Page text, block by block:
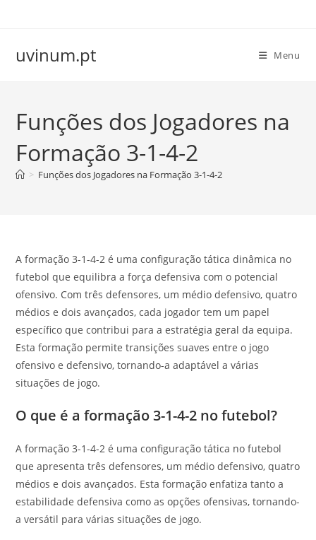
uvinum.pt Menu
Funções dos Jogadores na
Formação 3-1-4-2
> Funções dos Jogadores na Formação 3-1-4-2
A formação 3-1-4-2 é uma configuração tática dinâmica no
futebol que equilibra a força defensiva com o potencial
ofensivo. Com três defensores, um médio defensivo, quatro
médios e dois avançados, cada jogador tem um papel
específico que contribui para a estratégia geral da equipa.
Esta formação permite transições suaves entre o jogo
ofensivo e defensivo, tornando-a adaptável a várias
situações de jogo.
O que é a formação 3-1-4-2 no futebol?
A formação 3-1-4-2 é uma configuração tática no futebol
que apresenta três defensores, um médio defensivo, quatro
médios e dois avançados. Esta formação enfatiza tanto a
estabilidade defensiva como as opções ofensivas, tornando-
a versátil para várias situações de jogo.